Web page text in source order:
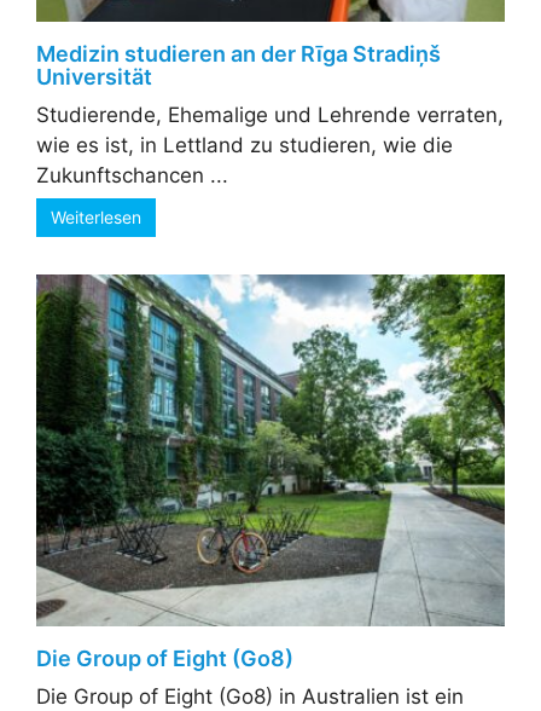
Medizin studieren an der Rīga Stradiņš
Universität
Studierende, Ehemalige und Lehrende verraten,
wie es ist, in Lettland zu studieren, wie die
Zukunftschancen ...
Weiterlesen
Die Group of Eight (Go8)
Die Group of Eight (Go8) in Australien ist ein